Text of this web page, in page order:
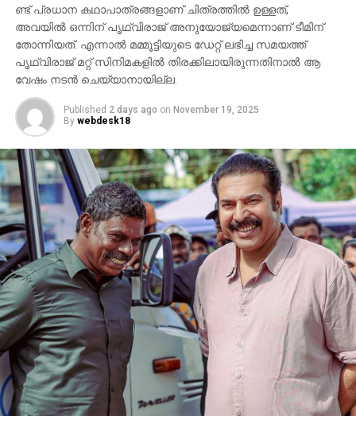
പ്രത്യക്ഷപ്പെടും. 2027ലെ സങ്ക്രാന്തി റിലീസിനായി
‘വാരണസി’ ഒരുക്കപ്പെടുന്നുണ്ട്. എന്നാല്‍
ചിത്രത്തെക്കാള്‍ വലിയ ചര്‍ച്ചയാകുന്നത്
സംവിധായകന്റെ പ്രസ്താവനയും അതിനുശേഷം
ഉയര്‍ന്ന പ്രതിഷേധങ്ങളുമാണ്.
ണ്ട് പ്രധാന കഥാപാത്രങ്ങളാണ് ചിത്രത്തില്‍ ഉള്ളത്,
അവയില്‍ ഒന്നിന് പൃഥ്വിരാജ് അനുയോജ്യമെന്നാണ് ടീമിന്
തോന്നിയത്. എന്നാല്‍ മമ്മൂട്ടിയുടെ ഡേറ്റ് ലഭിച്ച സമയത്ത്
പൃഥ്വിരാജ് മറ്റ് സിനിമകളില്‍ തിരക്കിലായിരുന്നതിനാല്‍ ആ
വേഷം നടന്‍ ചെയ്യാനായില്ല.
Published 2 days ago on November 19, 2025
By webdesk18